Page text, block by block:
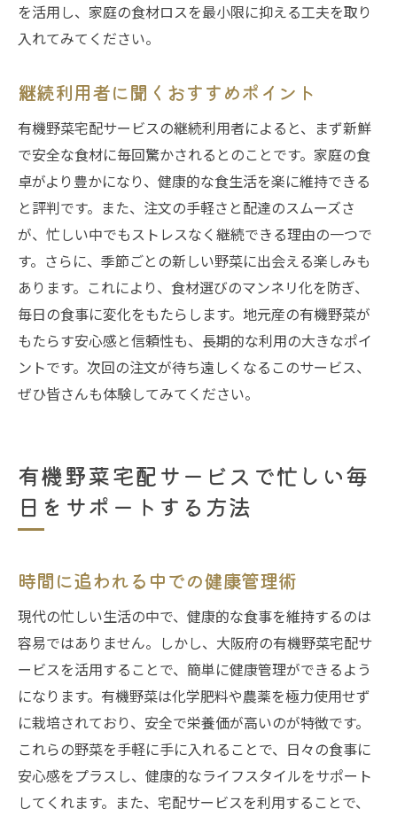
を活用し、家庭の食材ロスを最小限に抑える工夫を取り
入れてみてください。
継続利用者に聞くおすすめポイント
有機野菜宅配サービスの継続利用者によると、まず新鮮
で安全な食材に毎回驚かされるとのことです。家庭の食
卓がより豊かになり、健康的な食生活を楽に維持できる
と評判です。また、注文の手軽さと配達のスムーズさ
が、忙しい中でもストレスなく継続できる理由の一つで
す。さらに、季節ごとの新しい野菜に出会える楽しみも
あります。これにより、食材選びのマンネリ化を防ぎ、
毎日の食事に変化をもたらします。地元産の有機野菜が
もたらす安心感と信頼性も、長期的な利用の大きなポイ
ントです。次回の注文が待ち遠しくなるこのサービス、
ぜひ皆さんも体験してみてください。
有機野菜宅配サービスで忙しい毎
日をサポートする方法
時間に追われる中での健康管理術
現代の忙しい生活の中で、健康的な食事を維持するのは
容易ではありません。しかし、大阪府の有機野菜宅配サ
ービスを活用することで、簡単に健康管理ができるよう
になります。有機野菜は化学肥料や農薬を極力使用せず
に栽培されており、安全で栄養価が高いのが特徴です。
これらの野菜を手軽に手に入れることで、日々の食事に
安心感をプラスし、健康的なライフスタイルをサポート
してくれます。また、宅配サービスを利用することで、